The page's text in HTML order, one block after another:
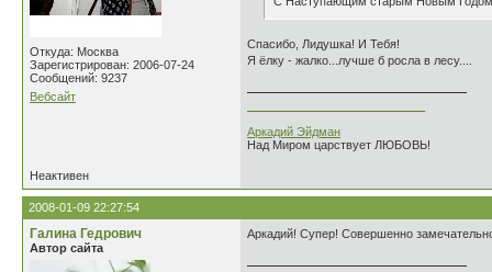
Откуда: Москва
Зарегистрирован: 2006-07-24
Сообщений: 9237
Вебсайт
Спасибо, Лидушка! И Тебя!
Я ёлку - жалко...лучше б росла в лесу....
Аркадий Эйдман
Над Миром царствует ЛЮБОВЬ!
Неактивен
2008-01-09 22:27:54
Галина Гедрович
Автор сайта
Аркадий! Супер! Совершенно